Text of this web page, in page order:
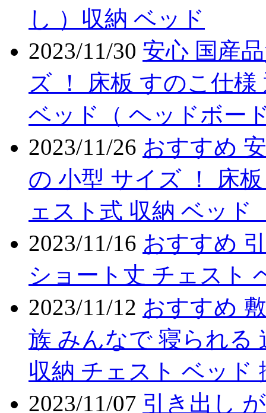
し ）収納 ベッド
2023/11/30 安心 国産
ズ ！ 床板 すのこ仕
ベッド（ ヘッドボー
2023/11/26 おすすめ
の 小型 サイズ ！ 床
ェスト式 収納 ベッド
2023/11/16 おすすめ
ショート丈 チェスト
2023/11/12 おすすめ
族 みんなで 寝られる
収納 チェスト ベッド
2023/11/07 引き出し